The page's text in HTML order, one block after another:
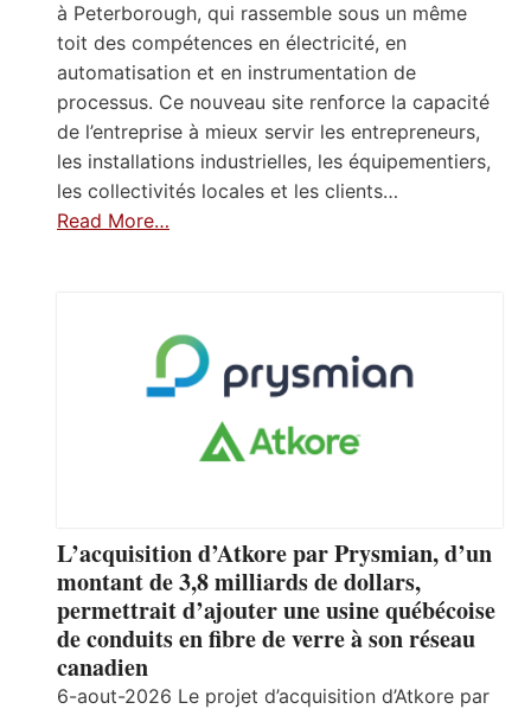
à Peterborough, qui rassemble sous un même
toit des compétences en électricité, en
automatisation et en instrumentation de
processus. Ce nouveau site renforce la capacité
de l’entreprise à mieux servir les entrepreneurs,
les installations industrielles, les équipementiers,
les collectivités locales et les clients…
Read More…
L’acquisition d’Atkore par Prysmian, d’un
montant de 3,8 milliards de dollars,
permettrait d’ajouter une usine québécoise
de conduits en fibre de verre à son réseau
canadien
6-aout-2026 Le projet d’acquisition d’Atkore par